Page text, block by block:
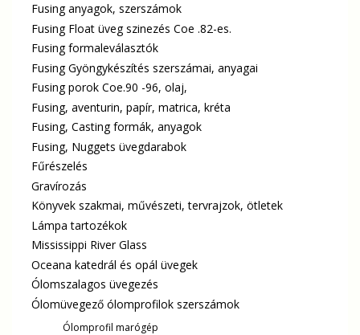
Fusing anyagok, szerszámok
Fusing Float üveg szinezés Coe .82-es.
Fusing formaleválasztók
Fusing Gyöngykészítés szerszámai, anyagai
Fusing porok Coe.90 -96, olaj,
Fusing, aventurin, papír, matrica, kréta
Fusing, Casting formák, anyagok
Fusing, Nuggets üvegdarabok
Fűrészelés
Gravírozás
Könyvek szakmai, művészeti, tervrajzok, ötletek
Lámpa tartozékok
Mississippi River Glass
Oceana katedrál és opál üvegek
Ólomszalagos üvegezés
Ólomüvegező ólomprofilok szerszámok
Ólomprofil marógép